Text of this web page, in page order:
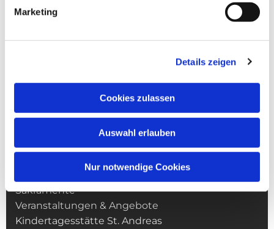
Marketing
Details zeigen
Cookies zulassen
Auswahl erlauben
Nur notwendige Cookies
Pfarrei St. Martin
Sakramente
Veranstaltungen & Angebote
Kindertagesstätte St. Andreas